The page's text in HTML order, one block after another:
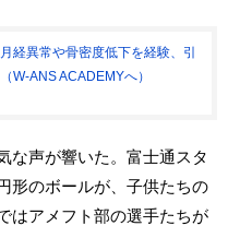
経異常や骨密度低下を経験、引
W-ANS ACADEMYへ）
な声が響いた。富士通スタ
形のボールが、子供たちの
はアメフト部の選手たちが